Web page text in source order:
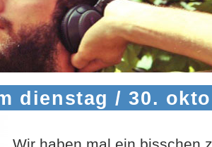
dienstag / 30.
Wir haben mal ein bisschen